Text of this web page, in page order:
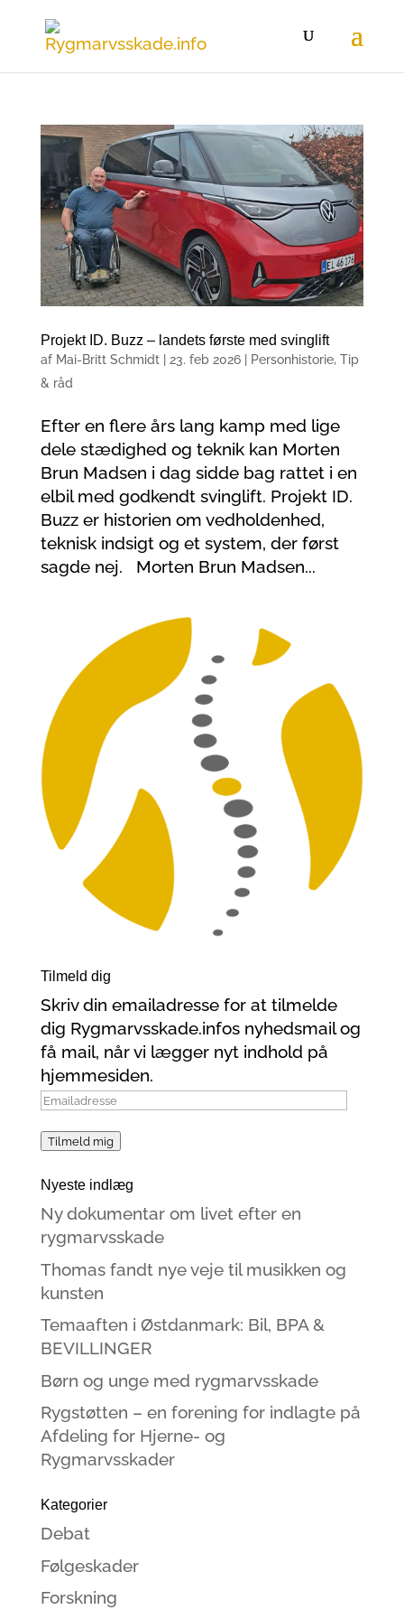
Projekt ID. Buzz – landets første med svinglift
af Mai-Britt Schmidt| 23. feb 2026| Personhistorie, Tip
& råd
Efter en flere års lang kamp med lige
dele stædighed og teknik kan Morten
Brun Madsen i dag sidde bag rattet i en
elbil med godkendt svinglift. Projekt ID.
Buzz er historien om vedholdenhed,
teknisk indsigt og et system, der først
sagde nej. Morten Brun Madsen...
Tilmeld dig
Skriv din emailadresse for at tilmelde
dig Rygmarvsskade.infos nyhedsmail og
få mail, når vi lægger nyt indhold på
hjemmesiden.
Emailadresse
Tilmeld mig
Nyeste indlæg
Ny dokumentar om livet efter en
rygmarvsskade
Thomas fandt nye veje til musikken og
kunsten
Temaaften i Østdanmark: Bil, BPA &
BEVILLINGER
Børn og unge med rygmarvsskade
Rygstøtten – en forening for indlagte på
Afdeling for Hjerne- og
Rygmarvsskader
Kategorier
Debat
Følgeskader
Forskning